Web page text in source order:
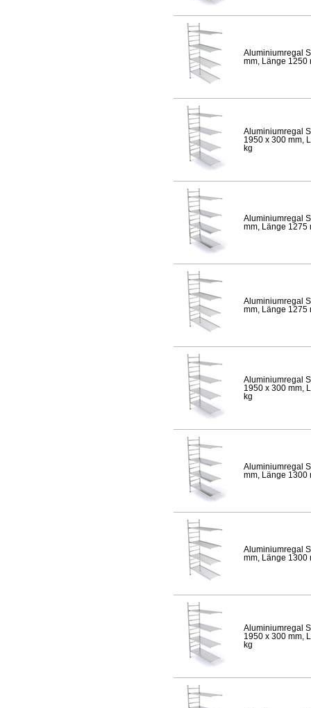
Aluminiumregal
mm, Länge 1250
Aluminiumregal
1950 x 300 mm,
kg
Aluminiumregal
mm, Länge 1275
Aluminiumregal
mm, Länge 1275
Aluminiumregal
1950 x 300 mm,
kg
Aluminiumregal
mm, Länge 1300
Aluminiumregal
mm, Länge 1300
Aluminiumregal
1950 x 300 mm,
kg